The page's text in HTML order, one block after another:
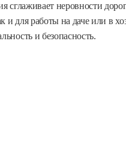
сглаживает неровности
и для работы на даче или в
и безопасность.